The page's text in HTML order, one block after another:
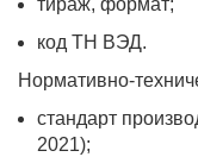
тираж, формат;
код ТН ВЭД.
Нормативно-
стандарт
2021);